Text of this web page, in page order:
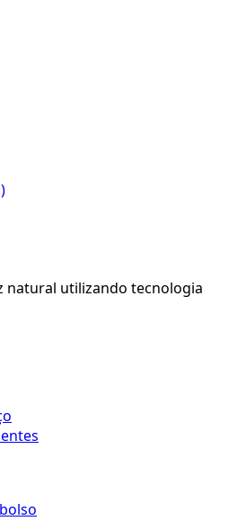
natural utilizando tecnologia